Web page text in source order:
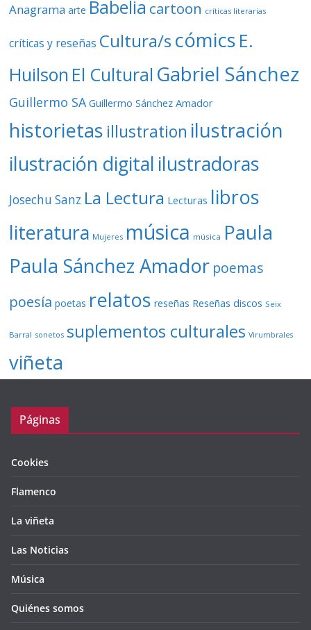
Anagrama arte Babelia cartoon críticas literarias
críticas y reseñas Cultura/s cómics E.
Huilson El Cultural Gabriel Sánchez
Guillermo SA Guillermo Sánchez Amador
historietas illustration ilustración
ilustración digital ilustradoras
Josechu Sanz La Lectura Lecturas libros
literatura Mujeres música música Paula
Paula Sánchez Amador poemas
poesía poetas relatos reseñas Reseñas discos Seix
Barral sonetos suplementos culturales Virumbrales
viñeta
Páginas
Cookies
Flamenco
La viñeta
Las Noticias
Música
Quiénes somos